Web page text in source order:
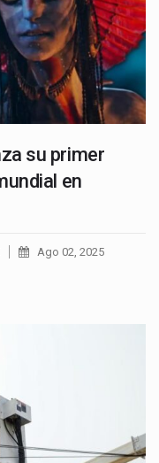
su primer
en
Ago 02, 2025